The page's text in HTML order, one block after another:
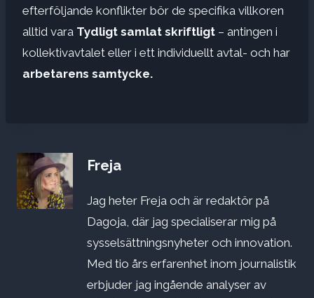
efterföljande konflikter bör de specifika villkoren
alltid vara Tydligt samlat skriftligt – antingen i
kollektivavtalet eller i ett individuellt avtal- och har
arbetarens samtycke.
Freja
Jag heter Freja och är redaktör på
Dagoja, där jag specialiserar mig på
sysselsättningsnyheter och innovation.
Med tio års erfarenhet inom journalistik
erbjuder jag ingående analyser av